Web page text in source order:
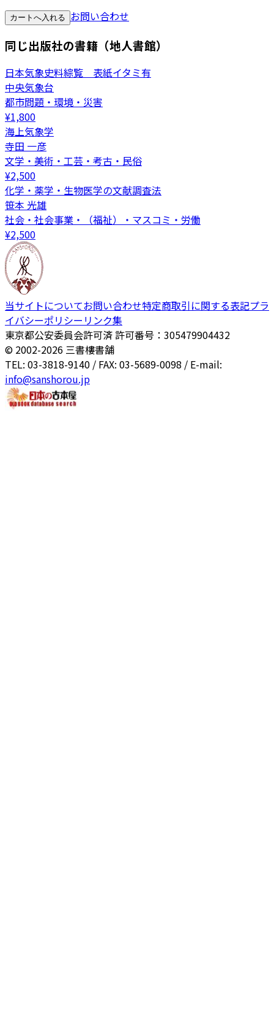
カートへ入れる お問い合わせ
同じ出版社の書籍（地人書館）
日本気象史料綜覧 表紙イタミ有
中央気象台
都市問題・環境・災害
¥1,800
海上気象学
寺田 一彦
文学・美術・工芸・考古・民俗
¥2,500
化学・薬学・生物医学の文献調査法
笹本 光雄
社会・社会事業・（福祉）・マスコミ・労働
¥2,500
当サイトについてお問い合わせ特定商取引に関する表記プラ
イバシーポリシー リンク集
東京都公安委員会許可済 許可番号：305479904432
© 2002-2026 三書樓書舗
TEL: 03-3818-9140 / FAX: 03-5689-0098 / E-mail:
info@sanshorou.jp